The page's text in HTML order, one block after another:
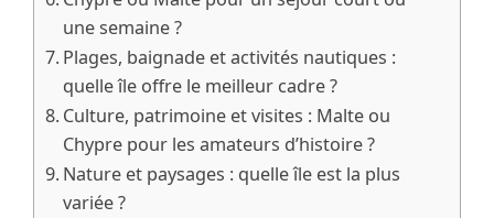
une semaine ?
Plages, baignade et activités nautiques :
quelle île offre le meilleur cadre ?
Culture, patrimoine et visites : Malte ou
Chypre pour les amateurs d’histoire ?
Nature et paysages : quelle île est la plus
variée ?